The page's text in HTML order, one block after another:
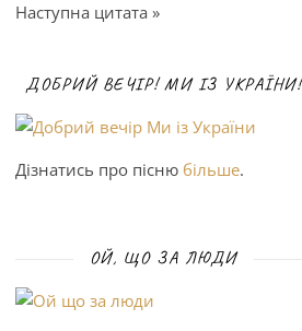
Наступна цитата »
ДОБРИЙ ВЕЧІР! МИ ІЗ УКРАЇНИ!
Дізнатись про пісню більше.
ОЙ, ЩО ЗА ЛЮДИ